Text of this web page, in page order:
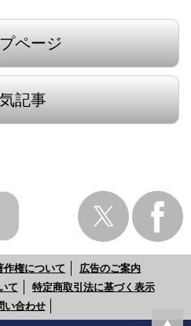
ページ
記事
作権について
広告のご案内
て
特定商取引法に基づく表示
い合わせ